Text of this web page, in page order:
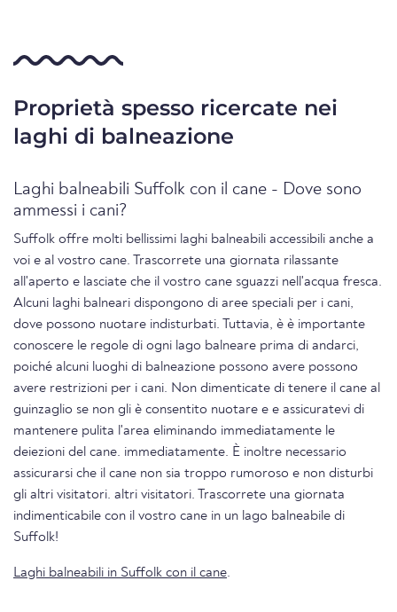
Proprietà spesso ricercate nei
laghi di balneazione
Laghi balneabili Suffolk con il cane - Dove sono
ammessi i cani?
Suffolk offre molti bellissimi laghi balneabili accessibili anche a
voi e al vostro cane. Trascorrete una giornata rilassante
all'aperto e lasciate che il vostro cane sguazzi nell'acqua fresca.
Alcuni laghi balneari dispongono di aree speciali per i cani,
dove possono nuotare indisturbati. Tuttavia, è è importante
conoscere le regole di ogni lago balneare prima di andarci,
poiché alcuni luoghi di balneazione possono avere possono
avere restrizioni per i cani. Non dimenticate di tenere il cane al
guinzaglio se non gli è consentito nuotare e e assicuratevi di
mantenere pulita l'area eliminando immediatamente le
deiezioni del cane. immediatamente. È inoltre necessario
assicurarsi che il cane non sia troppo rumoroso e non disturbi
gli altri visitatori. altri visitatori. Trascorrete una giornata
indimenticabile con il vostro cane in un lago balneabile di
Suffolk!
Laghi balneabili in Suffolk con il cane.